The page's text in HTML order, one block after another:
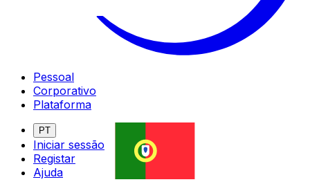
Pessoal
Corporativo
Plataforma
PT
Iniciar sessão
Registar
Ajuda